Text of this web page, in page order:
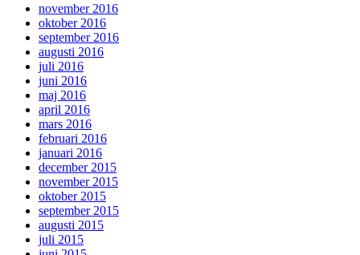
november 2016
oktober 2016
september 2016
augusti 2016
juli 2016
juni 2016
maj 2016
april 2016
mars 2016
februari 2016
januari 2016
december 2015
november 2015
oktober 2015
september 2015
augusti 2015
juli 2015